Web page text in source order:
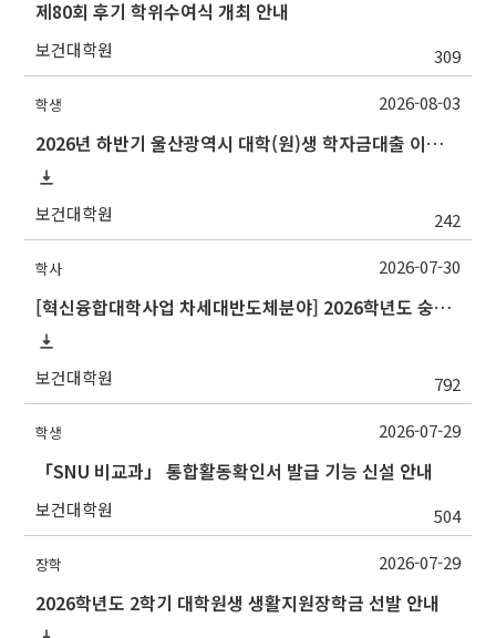
제80회 후기 학위수여식 개최 안내
보건대학원 309
학생
2026년 하반기 울산광역시 대학(원)생 학자금대출 이자지원사업 안내
보건대학원 242
2026-08-03
학사
[혁신융합대학사업 차세대반도체분야] 2026학년도 숭실대학교 2학기 교류 수학 안내
보건대학원 792
2026-07-30
학생
「SNU 비교과」 통합활동확인서 발급 기능 신설 안내
보건대학원 504
2026-07-29
장학
2026학년도 2학기 대학원생 생활지원장학금 선발 안내
2026-07-29